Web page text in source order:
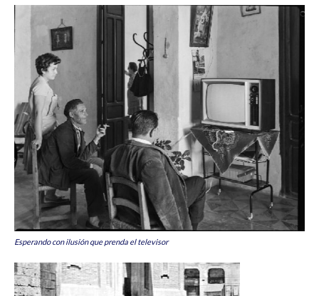
Esperando con ilusión que prenda el televisor